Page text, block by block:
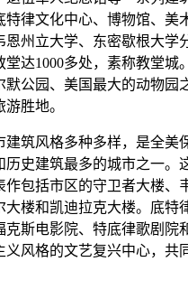
特律文化中心、博物馆、美
恩州立大学、东密歇根大学
堂达1000多处，素称教堂城
默公园、美国最大的动物园
胜地。
建筑风格多种多样，是全美
历史建筑最多的城市之一。
作包括市区的守卫者大楼、
大楼和凯迪拉克大楼。底特
克斯电影院、特底律歌剧院
义风格的文艺复兴中心，共